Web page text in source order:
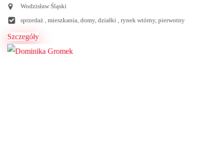
Wodzisław Śląski
sprzedaż , mieszkania, domy, działki , rynek wtórny, pierwotny
Szczegóły